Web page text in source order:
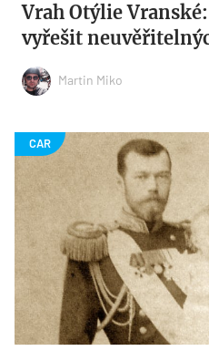
Vrah Otýlie
vyřešit
Martin Miko